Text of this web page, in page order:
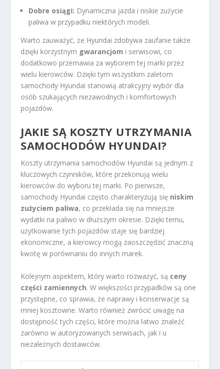
Dobre osiągi: Dynamiczna jazda i niskie zużycie
paliwa w przypadku niektórych modeli.
Warto zauważyć, że Hyundai zdobywa zaufanie także
dzięki korzystnym gwarancjom i serwisowi, co
dodatkowo przemawia za wyborem tej marki przez
wielu kierowców. Dzięki tym wszystkim zaletom
samochody Hyundai stanowią atrakcyjny wybór dla
osób szukających niezawodnych i komfortowych
pojazdów.
JAKIE SĄ KOSZTY UTRZYMANIA
SAMOCHODÓW HYUNDAI?
Koszty utrzymania samochodów Hyundai są jednym z
kluczowych czynników, które przekonują wielu
kierowców do wyboru tej marki. Po pierwsze,
samochody Hyundai często charakteryzują się niskim
zużyciem paliwa, co przekłada się na mniejsze
wydatki na paliwo w dłuższym okresie. Dzięki temu,
użytkowanie tych pojazdów staje się bardziej
ekonomiczne, a kierowcy mogą zaoszczędzić znaczną
kwotę w porównaniu do innych marek.
Kolejnym aspektem, który warto rozważyć, są ceny
części zamiennych. W większości przypadków są one
przystępne, co sprawia, że naprawy i konserwacje są
mniej kosztowne. Warto również zwrócić uwagę na
dostępność tych części, które można łatwo znaleźć
zarówno w autoryzowanych serwisach, jak i u
niezależnych dostawców.